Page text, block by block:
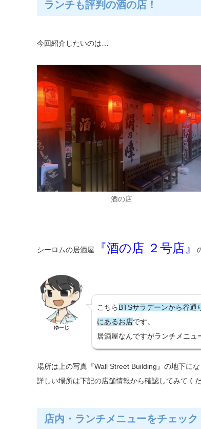
ランチも評判の酒の店！
今回紹介したいのは…
酒の店
シーロムの居酒屋 『酒の店 ２号店』
ゆーじ
こちらBTSサラデーンから谷通
にあるお店です。
居酒屋なんですがランチメニュ
場所は上の写真『Wall Street Building』の地下にな
詳しい場所は下記の店舗情報から確認してみてくだ
店内・ランチメニューをチェック